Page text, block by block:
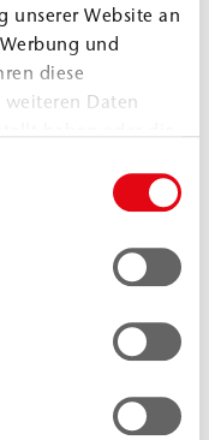
unserer Website an
und
diese
Daten